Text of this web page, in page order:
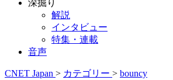
深掘り
解説
インタビュー
特集・連載
音声
CNET Japan > カテゴリー > bouncy